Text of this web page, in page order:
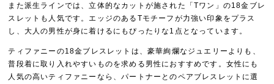
また派生ラインでは、立体的なカットが施された「Tワン」の18金ブレ
スレットも人気です。エッジのあるTモチーフが力強い印象をプラス
し、大人の男性が身に着けるにもぴったりな1点となっています。
ティファニーの18金ブレスレットは、豪華絢爛なジュエリーよりも、
普段着に取り入れやすいものを求める男性におすすめです。女性にも
人気の高いティファニーなら、パートナーとのペアブレスレットに選